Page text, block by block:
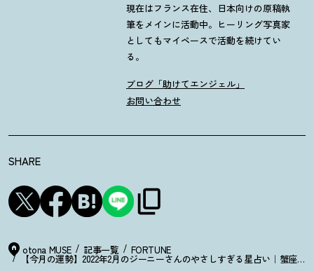
現在はフランス在住、日本向けの原稿執
筆をメインに活動中。ヒーリング写真家
としてもマイペースで活動を続けてい
る。
ブログ「助けてエンジェル」
お問い合わせ
SHARE
otona MUSE 記事一覧 FORTUNE
【今月の運勢】2022年2月のジーニーさんのやさしすぎる星占い｜蟹座・